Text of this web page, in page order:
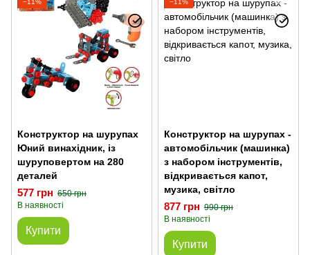
−11%
Конструктор на шурупах
Юний винахідник, із
шуруповертом на 280
деталей
577 грн 650 грн
В наявності
Купити
−11%
Конструктор на шурупах -
автомобільчик (машинка)
з набором інструментів,
відкривається капот,
музика, світло
877 грн 990 грн
В наявності
Купити